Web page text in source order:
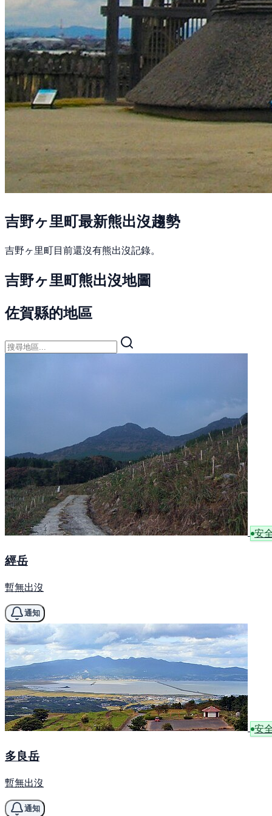
吉野ヶ里町最新熊出沒趨勢
吉野ヶ里町目前還沒有熊出沒記錄。
吉野ヶ里町熊出沒地圖
佐賀縣的地區
安
經岳
暫無出沒
通知
安
多良岳
暫無出沒
通知